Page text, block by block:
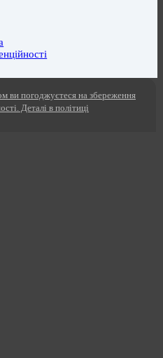
ви погоджуєтеся на збереження
Деталі в політиці